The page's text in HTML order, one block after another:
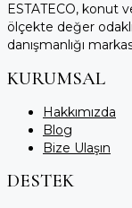
ESTATECO, konut
ölçekte değer
danışmanlığı
KURUMSAL
Hakkımızda
Blog
Bize Ulaşın
DESTEK